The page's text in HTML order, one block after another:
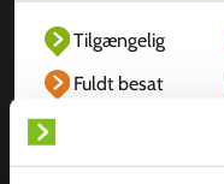
Tilgængelig
Fuldt besat